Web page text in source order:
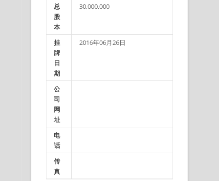
总
股
本
30,000,000
挂
牌
日
期
2016年06月26日
公
司
网
址
电
话
传
真